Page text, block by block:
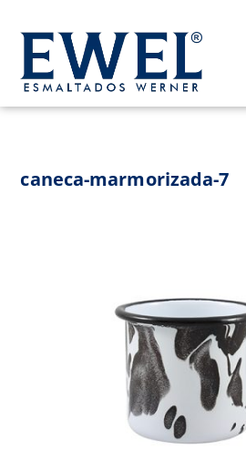
content
caneca-marmorizada-7